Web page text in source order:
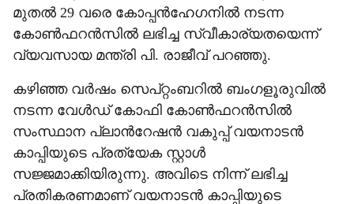
മുതല്‍ 29 വരെ കോപ്പന്‍ഹേഗനില്‍ നടന്ന
കോണ്‍ഫറന്‍സില്‍ ലഭിച്ച സ്വീകാര്യതയെന്ന്
വ്യവസായ മന്ത്രി പി. രാജീവ് പറഞ്ഞു.
കഴിഞ്ഞ വര്‍ഷം സെപ്റ്റംബറില്‍ ബംഗളൂരുവില്‍
നടന്ന വേള്‍ഡ് കോഫി കോണ്‍ഫറന്‍സില്‍
സംസ്ഥാന പ്ലാന്‍റേഷന്‍ വകുപ്പ് വയനാടന്‍
കാപ്പിയുടെ പ്രത്യേക സ്റ്റാള്‍
സജ്ജമാക്കിയിരുന്നു. അവിടെ നിന്ന് ലഭിച്ച
പ്രതികരണമാണ് വയനാടന്‍ കാപ്പിയുടെ